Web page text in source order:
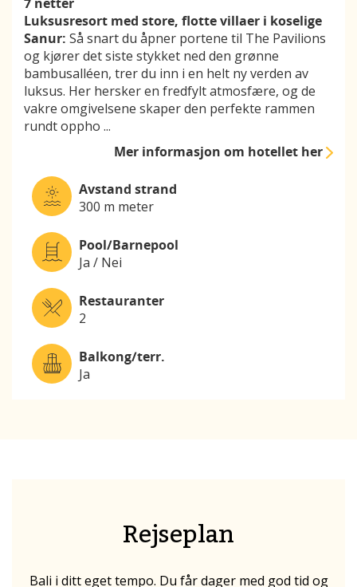
Luksusresort med store, flotte villaer i koselige
Sanur: Så snart du åpner portene til The Pavilions
og kjører det siste stykket ned den grønne
bambusalléen, trer du inn i en helt ny verden av
luksus. Her hersker en fredfylt atmosfære, og de
vakre omgivelsene skaper den perfekte rammen
rundt oppho ...
Mer informasjonom hotellet her
Avstand strand
300 m meter
Pool/Barnepool
Ja / Nei
Restauranter
2
Balkong/terr.
Ja
Rejseplan
Bali i ditt eget tempo. Du får dager med god tid og